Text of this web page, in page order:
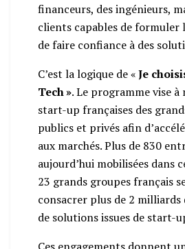
financeurs, des ingénieurs,
clients capables de formuler
de faire confiance à des
C’est la logique de «Je
Tech ». Le programme vise
start-up françaises des
publics et privés afin
aux marchés. Plus de 830
aujourd’hui mobilisées dans
23 grands groupes français
consacrer plus de 2 milliards
de solutions issues de start-